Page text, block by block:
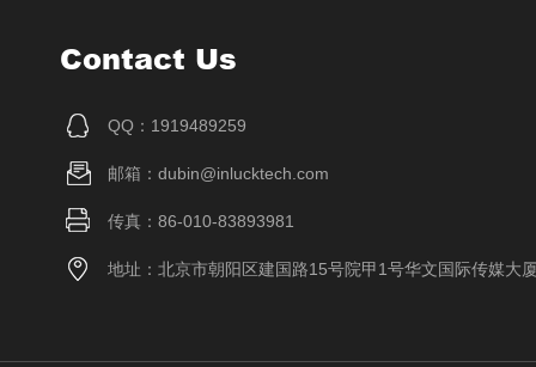
Contact Us
QQ：1919489259
邮箱：dubin@inlucktech.com
传真：86-010-83893981
地址：北京市朝阳区建国路15号院甲1号华文国际传媒大